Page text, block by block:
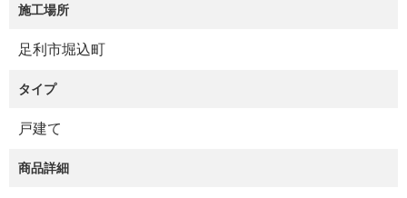
施工場所
足利市堀込町
タイプ
戸建て
商品詳細